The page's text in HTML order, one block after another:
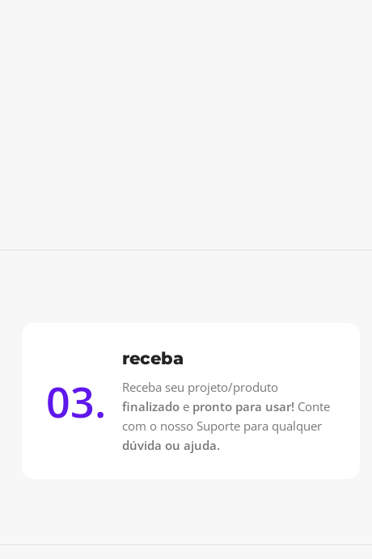
03.
receba
Receba seu projeto/produto
finalizadoe pronto para usar! Conte
com o nosso Suporte para qualquer
dúvida ou ajuda.